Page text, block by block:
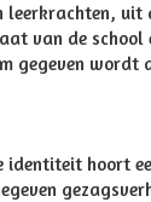
leerkrachten, uit
van de school
gegeven wordt
identiteit hoort